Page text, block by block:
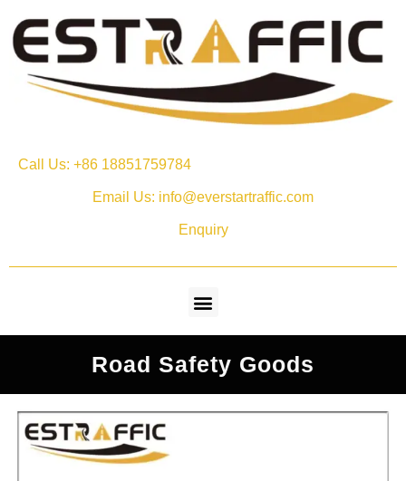
Call Us: +86 18851759784
Email Us: info@everstartraffic.com
Enquiry
Road Safety Goods